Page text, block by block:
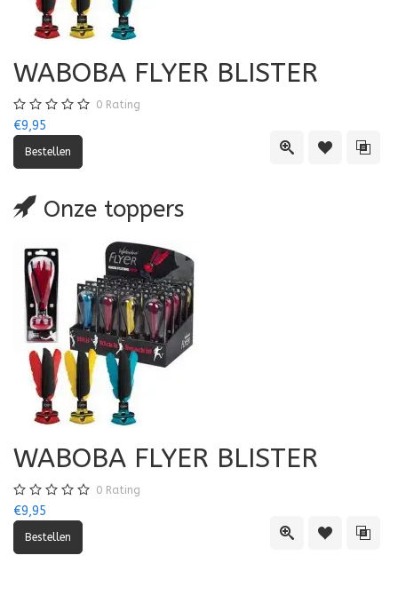
Quick ViewToevoegen
WABOBA FLYER BLISTER
0 Rating
€9,95
Onze toppers
Quick ViewToevoegen
WABOBA FLYER BLISTER
0 Rating
€9,95